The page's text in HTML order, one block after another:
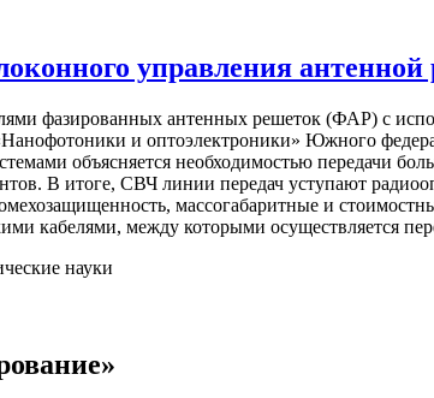
управления
фазированных антенных решеток (ФАР) с
и оптоэлектроники» Южного
объясняется необходимостью передачи
В итоге, СВЧ линии передач уступают
массогабаритные и
кабелями, между которыми осуществляется
науки